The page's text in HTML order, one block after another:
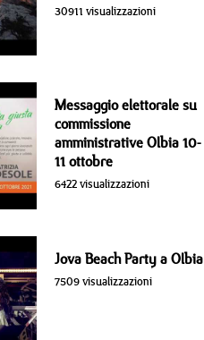
30911 visualizzazioni
Messaggio elettorale su
commissione
amministrative Olbia 10-
11 ottobre
6422 visualizzazioni
Jova Beach Party a Olbia
7509 visualizzazioni